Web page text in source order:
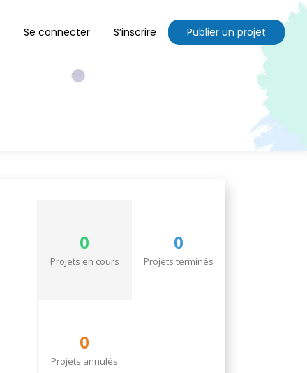
Se connecter S’inscrire Publier un projet
0
Projets en cours
0
Projets terminés
0
Projets annulés